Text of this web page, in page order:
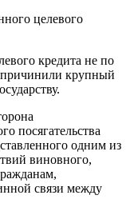
целевого
кредита не по
причинили крупный
посягательства
одним из
виновного,
связи между